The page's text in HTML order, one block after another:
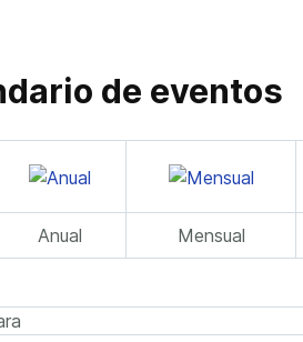
de eventos
Anual Mensual